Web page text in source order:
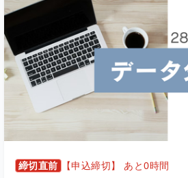
締切直前 【申込締切】 あと0時間